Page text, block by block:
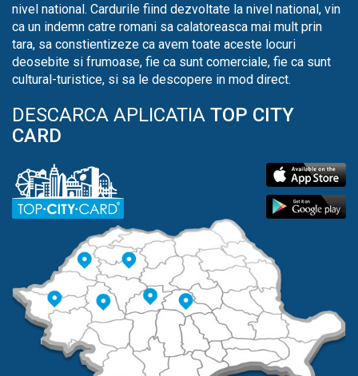
nivel national. Cardurile fiind dezvoltate la nivel national, vin
ca un indemn catre romani sa calatoreasca mai mult prin
tara, sa constientizeze ca avem toate aceste locuri
deosebite si frumoase, fie ca sunt comerciale, fie ca sunt
cultural-turistice, si sa le descopere in mod direct.
DESCARCA APLICATIA TOP CITY
CARD